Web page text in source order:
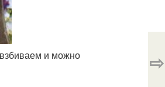
и можно
⇨